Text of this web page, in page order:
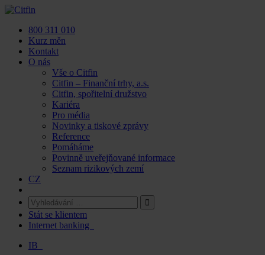
Skip
content800 311 010
Kurz měn
Kontakt
O nás
Vše o Citfin
Citfin – Finanční trhy, a.s.
Citfin, spořitelní družstvo
Kariéra
Pro média
Novinky a tiskové zprávy
Reference
Pomáháme
Povinně uveřejňované informace
Seznam rizikových zemí
CZ
Stát se klientem
Internet banking
IB